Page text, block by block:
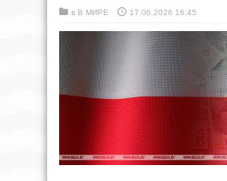
в В МИРЕ 17.06.2026 16:45